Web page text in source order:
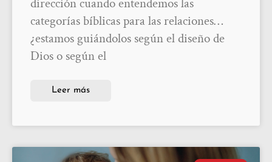
dirección cuando entendemos las
categorías bíblicas para las relaciones…
¿estamos guiándolos según el diseño de
Dios o según el
Leer más